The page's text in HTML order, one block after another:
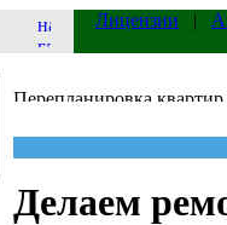
Лицензии |
Делаем